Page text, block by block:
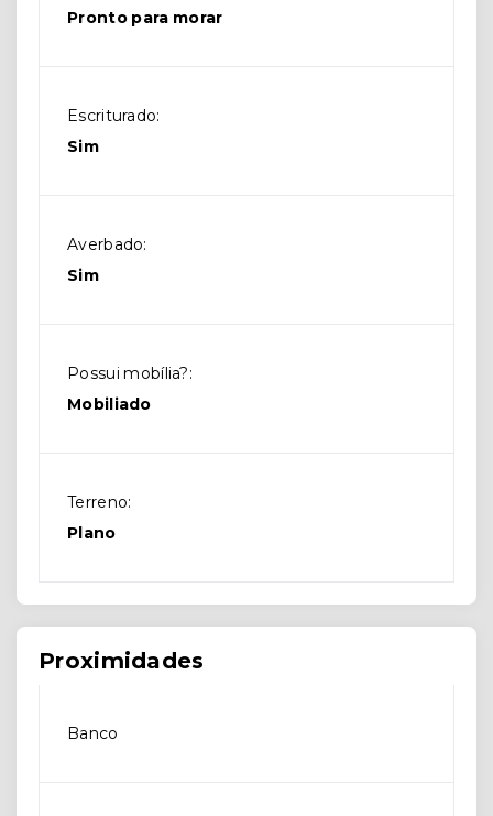
Pronto para morar
Escriturado:
Sim
Averbado:
Sim
Possui mobília?:
Mobiliado
Terreno:
Plano
Proximidades
Banco